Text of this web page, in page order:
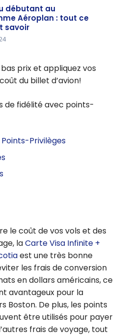
débutant au
Aéroplan : tout ce
savoir
prix et appliquez vos
du billet d’avion!
de fidélité avec points-
Privilèges
le coût de vos vols et des
laCarte Visa Infinite +
est une très bonne
les frais de conversion
en dollars américains, ce
avantageux pour la
Boston. De plus, les points
être utilisés pour payer
frais de voyage, tout